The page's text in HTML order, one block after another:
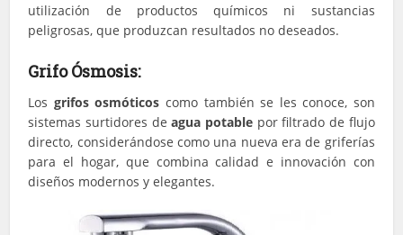
utilización de productos químicos ni sustancias
peligrosas, que produzcan resultados no deseados.
Grifo Ósmosis:
Los grifos osmóticos como también se les conoce, son
sistemas surtidores deagua potable por filtrado de flujo
directo, considerándose como una nueva era de griferías
para el hogar, que combina calidad e innovación con
diseños modernos y elegantes.